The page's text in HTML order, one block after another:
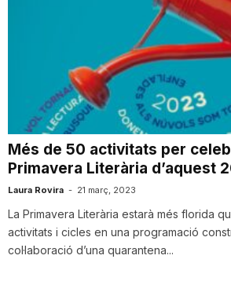
a
r
r
Més de 50 activitats per
Primavera Literària d’aquest
Laura Rovira - 21 març, 2023
La Primavera Literària estarà més florida
activitats i cicles en una programació
col·laboració d’una quarantena...